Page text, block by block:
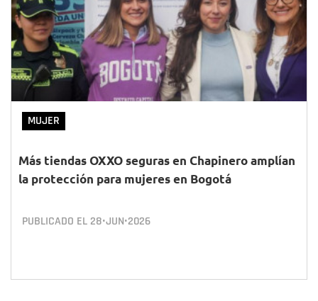
MUJER
Más tiendas OXXO seguras en Chapinero amplían
la protección para mujeres en Bogotá
PUBLICADO EL 28•JUN•2026